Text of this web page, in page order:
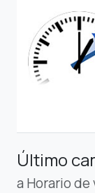
Último
a Horario de